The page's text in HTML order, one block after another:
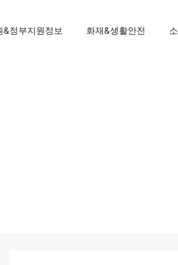
&정부지원정보 화재&생활안전